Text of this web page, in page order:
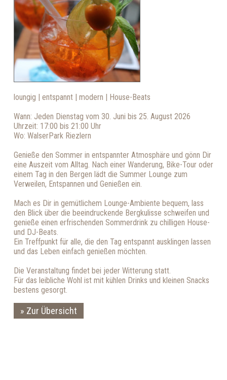
loungig | entspannt | modern | House-Beats
Wann: Jeden Dienstag vom 30. Juni bis 25. August 2026
Uhrzeit: 17:00 bis 21:00 Uhr
Wo: WalserPark Riezlern
Genieße den Sommer in entspannter Atmosphäre und gönn Dir
eine Auszeit vom Alltag. Nach einer Wanderung, Bike-Tour oder
einem Tag in den Bergen lädt die Summer Lounge zum
Verweilen, Entspannen und Genießen ein.
Mach es Dir in gemütlichem Lounge-Ambiente bequem, lass
den Blick über die beeindruckende Bergkulisse schweifen und
genieße einen erfrischenden Sommerdrink zu chilligen House-
und DJ-Beats.
Ein Treffpunkt für alle, die den Tag entspannt ausklingen lassen
und das Leben einfach genießen möchten.
Die Veranstaltung findet bei jeder Witterung statt.
Für das leibliche Wohl ist mit kühlen Drinks und kleinen Snacks
bestens gesorgt.
Zur Übersicht